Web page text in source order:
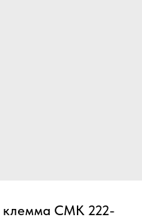
клемма СМК 222-